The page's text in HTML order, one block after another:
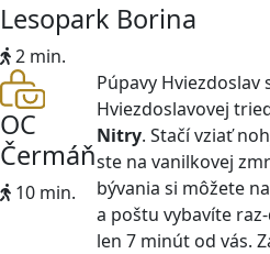
Lesopark Borina
2 min.
OC
Čermáň
10 min.
Púpavy Hviezdoslav
Hviezdoslavovej
Nitry. Stačí vziať
ste na vanilkovej
bývania si môžete
a poštu vybavíte
len 7 minút od vás.